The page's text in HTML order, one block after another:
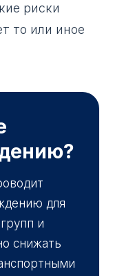
риски
то или иное
для
и
снижать